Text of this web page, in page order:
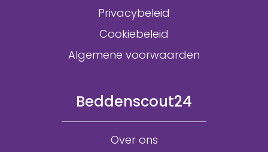
Privacybeleid
Cookiebeleid
Algemene voorwaarden
Beddenscout24
Over ons